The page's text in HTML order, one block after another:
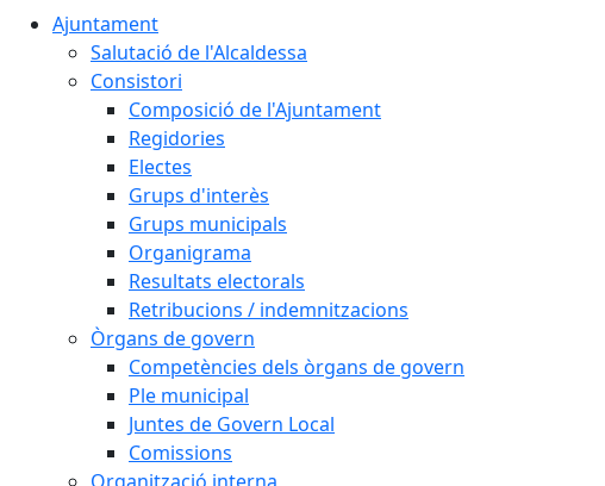
Ajuntament
Salutació de l'Alcaldessa
Consistori
Composició de l'Ajuntament
Regidories
Electes
Grups d'interès
Grups municipals
Organigrama
Resultats electorals
Retribucions / indemnitzacions
Òrgans de govern
Competències dels òrgans de govern
Ple municipal
Juntes de Govern Local
Comissions